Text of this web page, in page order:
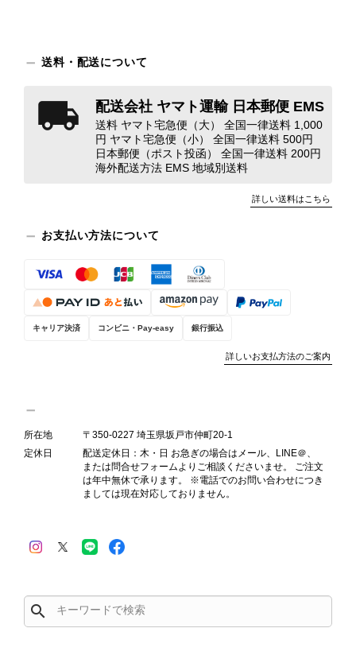
観の印象だけで商品の状態全体を判断
れやダメージは、写真や商品説明に反
映しております。 ご不快な思いをさ
れた中で、率直なご意見をお寄せいた
だきましたことに感謝申し上げます。
今回のご指摘を重く受け止め、まずは
商品の状態を丁寧に確認させていただ
きます。 掲載内容では分からない状
時の見落としとして真摯に受け止め、
検品方法と状態の伝え方を改めて見直
し、全スタッフで共有してまいりま
す。 オンラインでも安心して商品を
態確認とご案内に努めてまいります。
2026/07/30
商品が直ぐに届きました。思った以上に素敵なお品でした。また
ご縁が有りましたら宜しくお願い致します。
た迅速にお届けできたとのこと、大変
安心いたしました！ さらに、「思っ
送料・配送について
配送会社 ヤマト運輸 日本郵便 EMS
送料 ヤマト宅急便（大） 全国一律送料 1,000
円 ヤマト宅急便（小） 全国一律送料 500円
日本郵便（ポスト投函） 全国一律送料 200円
海外配送方法 EMS 地域別送料
詳しい送料はこちら
お支払い方法について
キャリア決済 コンビニ・Pay-easy 銀行振込
詳しいお支払方法のご案内
所在地
〒350-0227 埼玉県坂戸市仲町20-1
定休日
配送定休日：木・日 お急ぎの場合はメール、LINE＠、
または問合せフォームよりご相談くださいませ。 ご注文
は年中無休で承ります。 ※電話でのお問い合わせにつき
ましては現在対応しておりません。
search